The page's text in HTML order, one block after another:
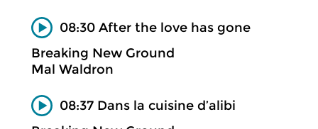
08:30 After the love has gone
Breaking New Ground
Mal Waldron
08:37 Dans la cuisine d’alibi